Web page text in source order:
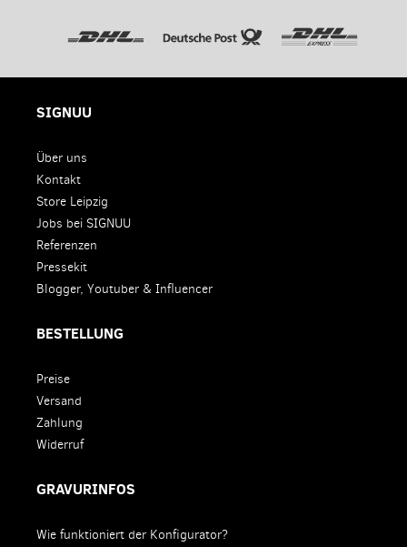
SIGNUU
Über uns
Kontakt
Store Leipzig
Jobs bei SIGNUU
Referenzen
Pressekit
Blogger, Youtuber & Influencer
BESTELLUNG
Preise
Versand
Zahlung
Widerruf
GRAVURINFOS
Wie funktioniert der Konfigurator?